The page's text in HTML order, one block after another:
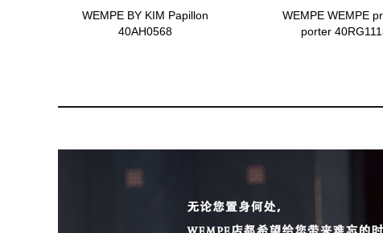
WEMPE BY KIM Papillon
40AH0568
WEMPE WEMPE
porter